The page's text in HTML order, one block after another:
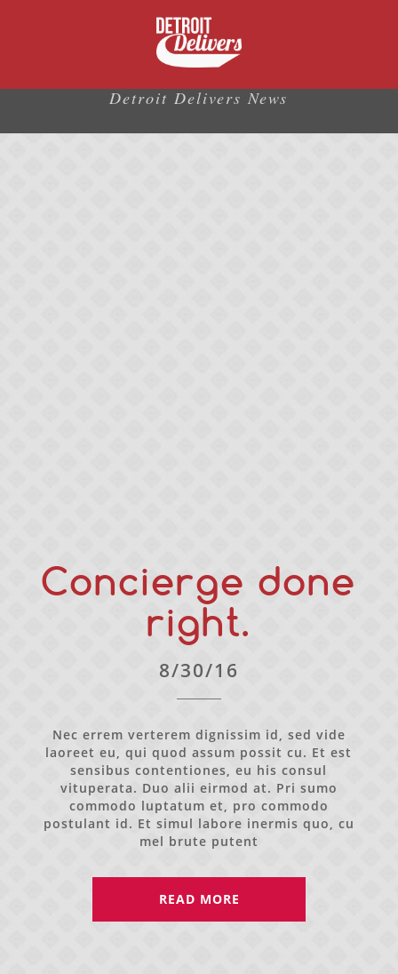
Detroit Delivers News
Concierge done
right.
8/30/16
Nec errem verterem dignissim id, sed vide
laoreet eu, qui quod assum possit cu. Et est
sensibus contentiones, eu his consul
vituperata. Duo alii eirmod at. Pri sumo
commodo luptatum et, pro commodo
postulant id. Et simul labore inermis quo, cu
mel brute putent
READ MORE